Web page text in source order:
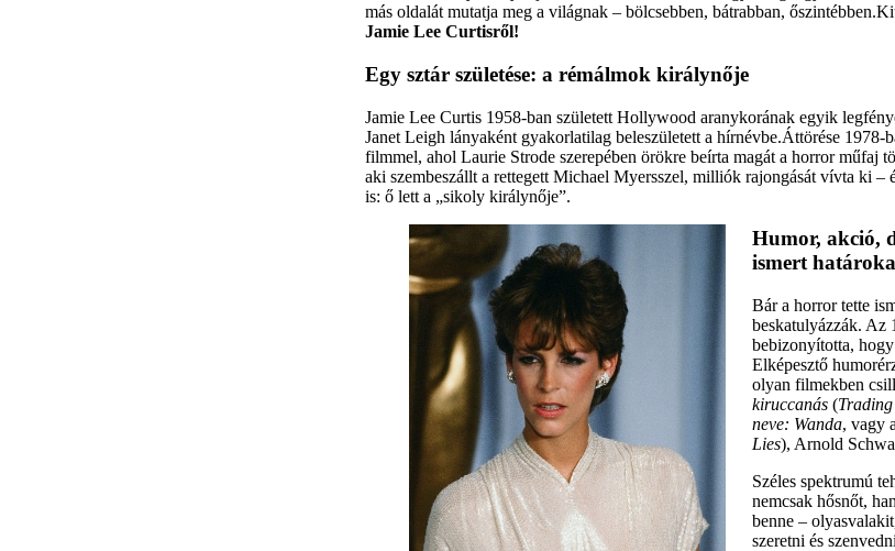
más oldalát mutatja meg a világnak – bölcsebben, bátrabban,
Jamie Lee Curtisről!
Egy sztár születése: a rémálmok királynője
Jamie Lee Curtis 1958-ban született Hollywood aranykorának egyik
Janet Leigh lányaként gyakorlatilag beleszületett a hírnévbe.Áttörése 1978-
filmmel, ahol Laurie Strode szerepében örökre beírta magát a horror műfaj
aki szembeszállt a rettegett Michael Myersszel, milliók rajongását vívta ki –
is: ő lett a „sikoly királynője”.
Humor, akció,
ismert
Bár a horror tette
beskatulyázzák. Az
bebizonyította,
Elképesztő
olyan filmekben
kiruccanás(
neve: Wanda, vagy
Lies), Arnold
Széles spektrumú
nemcsak hősnőt,
benne –
szeretni és